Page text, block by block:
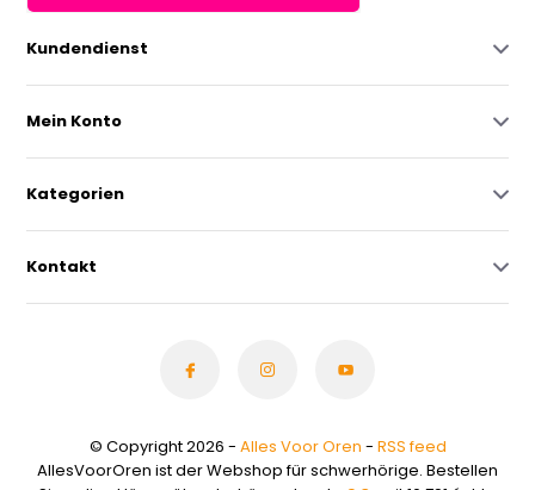
Kundendienst
Mein Konto
Kategorien
Kontakt
© Copyright 2026 - Alles Voor Oren - RSS feed
AllesVoorOren ist der Webshop für schwerhörige. Bestellen